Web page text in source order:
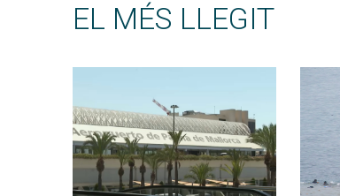
EL MÉS LLEGIT